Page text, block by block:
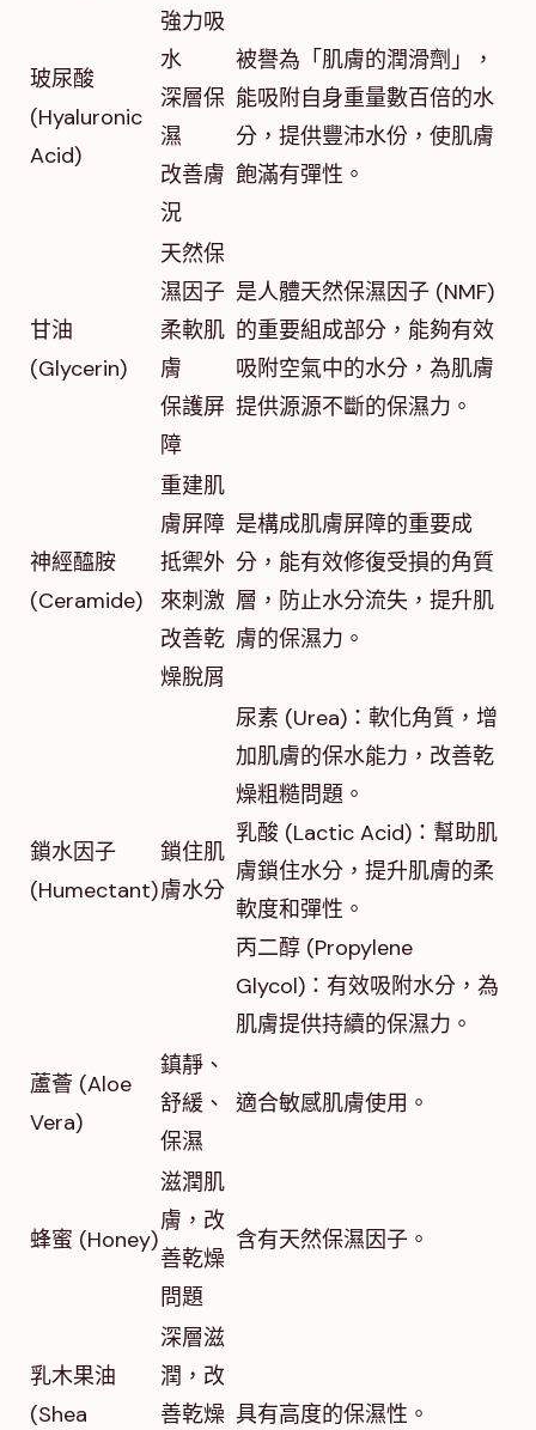
玻尿酸
(Hyaluronic
Acid)
強力吸
水
深層保
濕
改善膚
況
被譽為「肌膚的潤滑劑」，
能吸附自身重量數百倍的水
分，提供豐沛水份，使肌膚
飽滿有彈性。
甘油
(Glycerin)
天然保
濕因子
柔軟肌
膚
保護屏
障
是人體天然保濕因子 (NMF)
的重要組成部分，能夠有效
吸附空氣中的水分，為肌膚
提供源源不斷的保濕力。
神經醯胺
(Ceramide)
重建肌
膚屏障
抵禦外
來刺激
改善乾
燥脫屑
是構成肌膚屏障的重要成
分，能有效修復受損的角質
層，防止水分流失，提升肌
膚的保濕力。
鎖水因子
(Humectant)
鎖住肌
膚水分
尿素 (Urea)：軟化角質，增
加肌膚的保水能力，改善乾
燥粗糙問題。
乳酸 (Lactic Acid)：幫助肌
膚鎖住水分，提升肌膚的柔
軟度和彈性。
丙二醇 (Propylene
Glycol)：有效吸附水分，為
肌膚提供持續的保濕力。
蘆薈 (Aloe
Vera)
鎮靜、
舒緩、
保濕
適合敏感肌膚使用。
蜂蜜 (Honey)
滋潤肌
膚，改
善乾燥
問題
含有天然保濕因子。
乳木果油
(Shea
深層滋
潤，改
善乾燥 具有高度的保濕性。